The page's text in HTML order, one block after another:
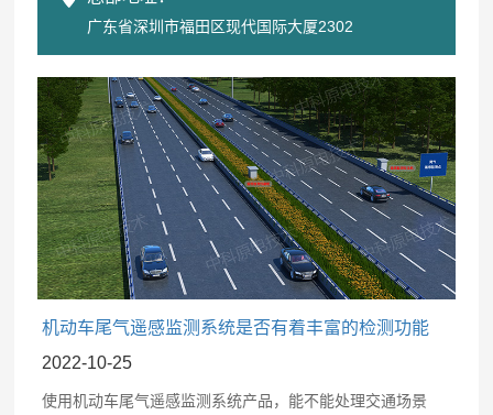
广东省深圳市福田区现代国际大厦2302
机动车尾气遥感监测系统是否有着丰富的检测功能
2022-10-25
使用机动车尾气遥感监测系统产品，能不能处理交通场景